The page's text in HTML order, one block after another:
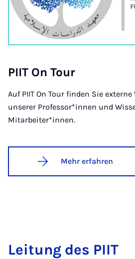
PI­IT On Tour
Auf PIIT On Tour finden Sie
unserer Professor*innen und
Mitarbeiter*innen.
Mehr erfahren
Lei­tung des PI­IT